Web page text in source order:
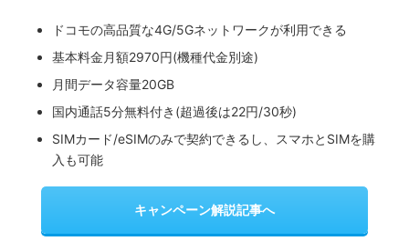
ドコモの高品質な4G/5Gネットワークが利用できる
基本料金月額2970円(機種代金別途)
月間データ容量20GB
国内通話5分無料付き(超過後は22円/30秒)
SIMカード/eSIMのみで契約できるし、スマホとSIMを購
入も可能
キャンペーン解説記事へ